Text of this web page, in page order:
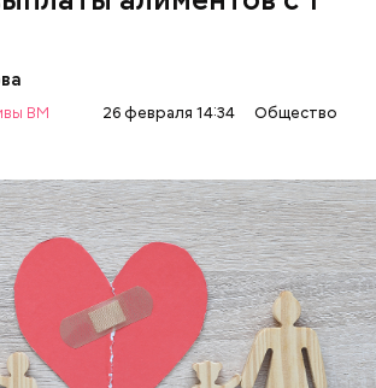
ВМ 26 февраля 14:34 Общество
в чашу, поджарить слайсы сыра
выложить их на салат, — дополнил